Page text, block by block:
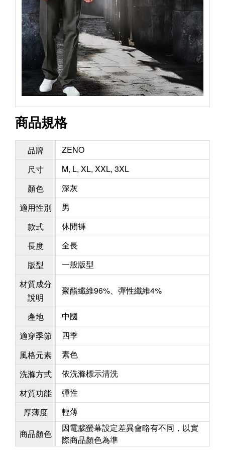
商品規格
品牌
ZENO
尺寸
M, L, XL, XXL, 3XL
顏色
深灰
適用性別
男
款式
休閒褲
長度
全長
版型
一般版型
材質成分
說明
聚酯纖維96%、彈性纖維4%
產地
中國
適穿季節
四季
風格元素
素色
洗滌方式
依洗滌標示清洗
材質功能
彈性
厚薄度
輕薄
商品顏色
因電腦螢幕設定差異會略有不同，以實
際商品顏色為準